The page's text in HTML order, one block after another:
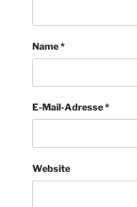
Name*
E-Mail-Adresse*
Website